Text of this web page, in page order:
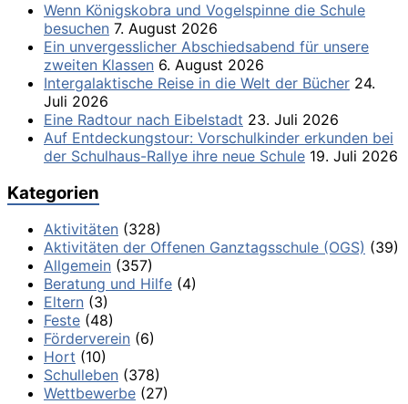
Wenn Königskobra und Vogelspinne die Schule
besuchen 7. August 2026
Ein unvergesslicher Abschiedsabend für unsere
zweiten Klassen 6. August 2026
Intergalaktische Reise in die Welt der Bücher 24.
Juli 2026
Eine Radtour nach Eibelstadt 23. Juli 2026
Auf Entdeckungstour: Vorschulkinder erkunden bei
der Schulhaus-Rallye ihre neue Schule 19. Juli 2026
Kategorien
Aktivitäten (328)
Aktivitäten der Offenen Ganztagsschule (OGS) (39)
Allgemein (357)
Beratung und Hilfe (4)
Eltern (3)
Feste (48)
Förderverein (6)
Hort (10)
Schulleben (378)
Wettbewerbe (27)